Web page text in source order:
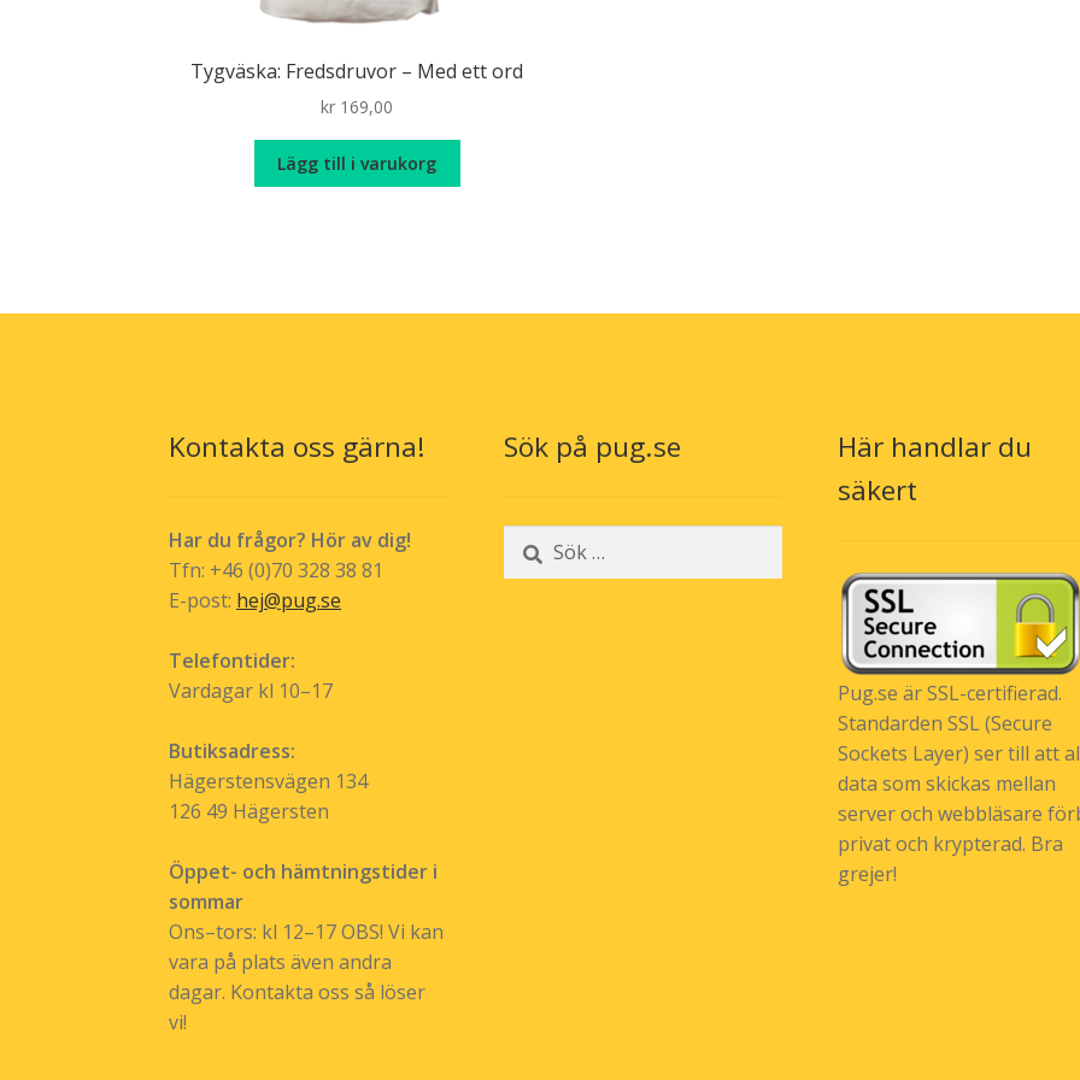
Tygväska: Fredsdruvor – Med ett ord
kr 169,00
Lägg till i varukorg
Kontakta oss gärna!
Har du frågor? Hör av dig!
Tfn: +46 (0)70 328 38 81
E-post: hej@pug.se
Telefontider:
Vardagar kl 10–17
Butiksadress:
Hägerstensvägen 134
126 49 Hägersten
Öppet- och hämtningstider i
sommar
Ons–tors: kl 12–17 OBS! Vi kan
vara på plats även andra
dagar. Kontakta oss så löser
vi!
Sök på pug.se
Sök
efter:
Här handlar du
säkert
Pug.se är SSL-certifierad.
Standarden SSL (Secure
Sockets Layer) ser till att
data som skickas mellan
server och webbläsare
privat och krypterad. Bra
grejer!